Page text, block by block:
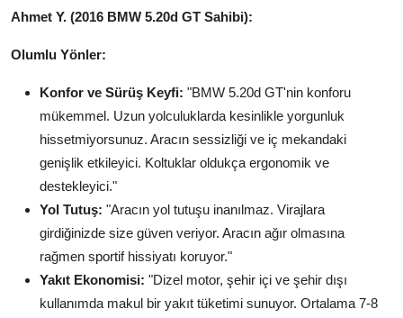
Ahmet Y. (2016 BMW 5.20d GT Sahibi):
Olumlu Yönler:
Konfor ve Sürüş Keyfi: "BMW 5.20d GT'nin konforu
mükemmel. Uzun yolculuklarda kesinlikle yorgunluk
hissetmiyorsunuz. Aracın sessizliği ve iç mekandaki
genişlik etkileyici. Koltuklar oldukça ergonomik ve
destekleyici."
Yol Tutuş: "Aracın yol tutuşu inanılmaz. Virajlara
girdiğinizde size güven veriyor. Aracın ağır olmasına
rağmen sportif hissiyatı koruyor."
Yakıt Ekonomisi: "Dizel motor, şehir içi ve şehir dışı
kullanımda makul bir yakıt tüketimi sunuyor. Ortalama 7-8